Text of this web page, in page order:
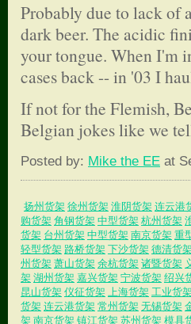
Probably due to lack of
dark beer. The acidic
your tongue. When I'm
cases back -- in '03 I
If not for the Flemish,
Belgian jokes like we
Posted by: Mike the EE at
扬州货架徐州货架淮阴货架连云港
购货架角钢货架中型货架杭州货架
货架 台州货架中型货架南京货架重
轻型货架 路桥货架下沙货架德清货
州货架萧山货架余杭货架诸暨货架
架湖州货架嘉兴货架宁波货架绍兴
昆山货架仪征货架上海货架工业货
货架连云港货架常州货架无锡货架
架南京货架镇江货架苏州货架模具